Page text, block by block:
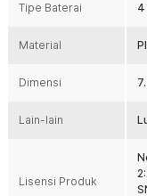
Bahan plastik ini juga
dimainkan oleh anak-
Mainan gelembung
membutuhkan empat
Kelengkapan
Tipe Baterai 4
Material
Dimensi
Lain-lain
Lisensi Produk